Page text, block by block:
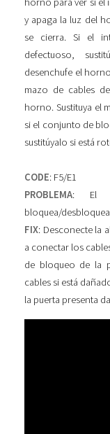
y apaga la luz del
se cierra. Si el
defectuoso,
desenchufe el
mazo de cables
horno. Sustituya el
si el conjunto de
sustitúyalo si está
CODE: F5/E1
PROBLEMA: El
bloquea/desbloquea
FIX: Desconecte la
a conectar los
de bloqueo de la
cables si está
la puerta presenta